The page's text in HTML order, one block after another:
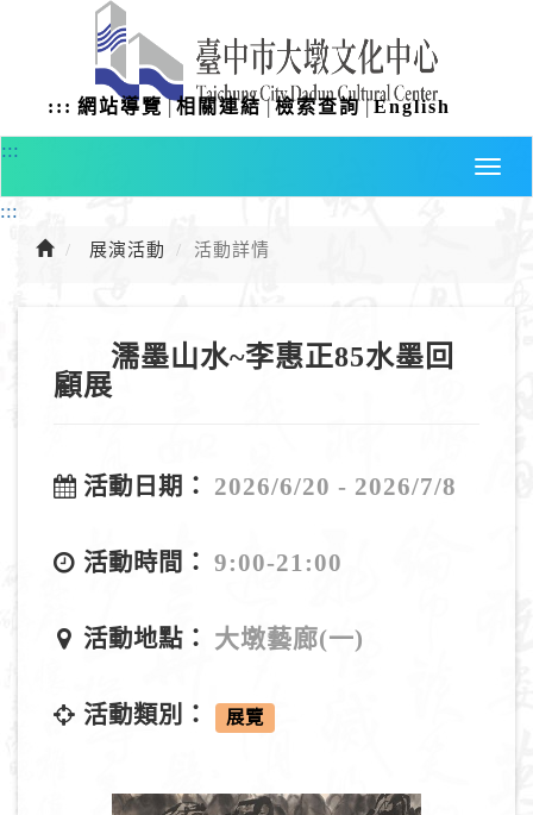
容
::: 網站導覽 |相關連結|檢索查詢|English
:::
:::
展演活動 活動詳情
濡墨山水~李惠正85水墨回
顧展
活動日期： 2026/6/20 - 2026/7/8
活動時間： 9:00-21:00
活動地點： 大墩藝廊(一)
活動類別： 展覽